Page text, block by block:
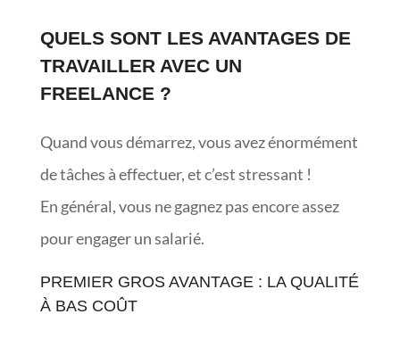
QUELS SONT LES AVANTAGES DE
TRAVAILLER AVEC UN
FREELANCE ?
Quand vous démarrez, vous avez énormément
de tâches à effectuer, et c’est stressant !
En général, vous ne gagnez pas encore assez
pour engager un salarié.
PREMIER GROS AVANTAGE : LA QUALITÉ
À BAS COÛT